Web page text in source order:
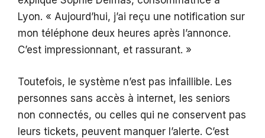
Lyon. « Aujourd’hui, j’ai reçu une notification sur
mon téléphone deux heures après l’annonce.
C’est impressionnant, et rassurant. »
Toutefois, le système n’est pas infaillible. Les
personnes sans accès à internet, les seniors
non connectés, ou celles qui ne conservent pas
leurs tickets, peuvent manquer l’alerte. C’est